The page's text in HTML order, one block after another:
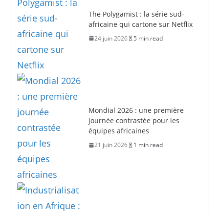
The Polygamist : la série sud-
africaine qui cartone sur Netflix
24 juin 2026 5 min read
Mondial 2026 : une première
journée contrastée pour les
équipes africaines
21 juin 2026 1 min read